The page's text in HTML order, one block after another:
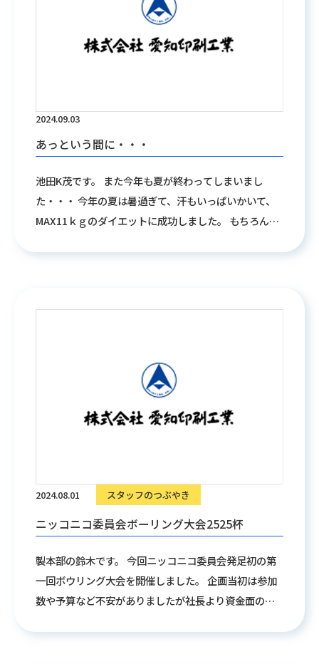
2024.09.03
あっという間に・・・
池田K茂です。 また今年も夏が終わってしまいまし
た・・・ 今年の夏は暑過ぎて、汗もいっぱいかいて、
MAX11ｋｇのダイエットに成功しました。 もちろんそ
2024.08.01 スタッフのつぶやき
ニッコニコ委員会ボーリング大会2525杯
製本部の鈴木です。 今回ニッコニコ委員会発足初の第
一回ボウリング大会を開催しました。 企画当初は参加
数や予算など不安がありましたが社長より資金面のご